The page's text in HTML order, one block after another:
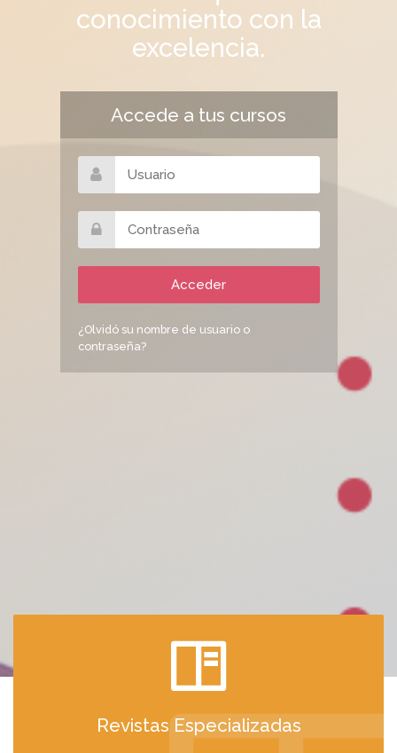
conocimiento con la
excelencia.
Accede a tus cursos
¿Olvidó su nombre de usuario o
contraseña?
Revistas Especializadas